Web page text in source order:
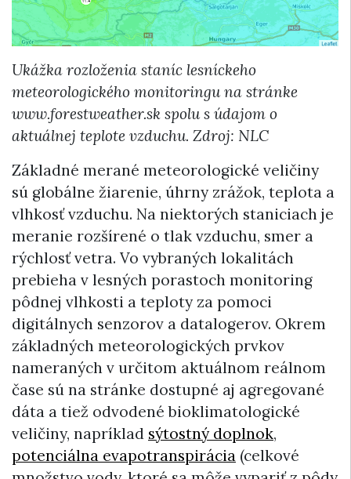
Ukážka rozloženia staníc lesníckeho
meteorologického monitoringu na stránke
www.forestweather.sk spolu s údajom o
aktuálnej teplote vzduchu. Zdroj: NLC
Základné merané meteorologické veličiny
sú globálne žiarenie, úhrny zrážok, teplota a
vlhkosť vzduchu. Na niektorých staniciach je
meranie rozšírené o tlak vzduchu, smer a
rýchlosť vetra. Vo vybraných lokalitách
prebieha v lesných porastoch monitoring
pôdnej vlhkosti a teploty za pomoci
digitálnych senzorov a datalogerov. Okrem
základných meteorologických prvkov
nameraných v určitom aktuálnom reálnom
čase sú na stránke dostupné aj agregované
dáta a tiež odvodené bioklimatologické
veličiny, napríklad sýtostný doplnok,
potenciálna evapotranspirácia (celkové